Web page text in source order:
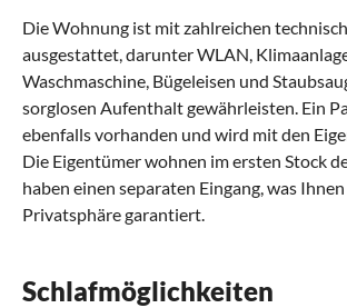
Die Wohnung ist mit zahlreichen
ausgestattet, darunter WLAN,
Waschmaschine, Bügeleisen und
sorglosen Aufenthalt gewährleisten. Ein
ebenfalls vorhanden und wird mit den
Die Eigentümer wohnen im ersten Stock
haben einen separaten Eingang, was
Privatsphäre garantiert.
Schlafmöglichkeiten